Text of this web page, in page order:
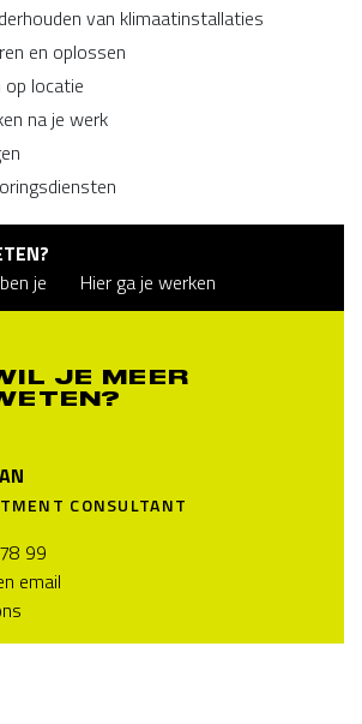
van klimaatinstallaties
en oplossen
op locatie
na je werk
je Hier ga je werken
JE MEER
CONSULTANT
99
email